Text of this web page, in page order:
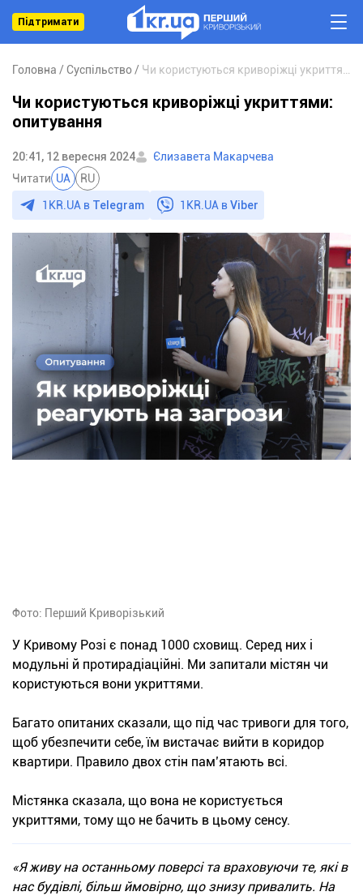
Підтримати
Головна Суспільство
Чи користуються криворіжці укриттями:
опитування
20:41, 12 вересня 2024
Єлизавета Макарчева
Читати UA RU
1KR.UA в Telegram 1KR.UA вViber
Фото: Перший Криворізький
У Кривому Розі є понад 1000 сховищ. Серед них і
модульні й протирадіаційні. Ми запитали містян чи
користуються вони укриттями.
Багато опитаних сказали, що під час тривоги для того,
щоб убезпечити себе, їм вистачає вийти в коридор
квартири. Правило двох стін пам’ятають всі.
Містянка сказала, що вона не користується
укриттями, тому що не бачить в цьому сенсу.
«Я живу на останньому поверсі та враховуючи те, які в
нас будівлі, більш ймовірно, що знизу привалить. На